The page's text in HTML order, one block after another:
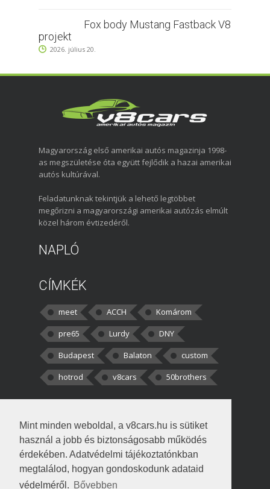
Mint minden weboldal, a v8cars.hu is sütiket
használ a jobb és biztonságosabb működés
érdekében. Adatvédelmi tájékoztatónkban
megtalálod, hogyan gondoskodunk adataid
védelméről. Bővebben
Fox body Mustang Fastback V8
projekt
2026. július 20.
Magyarország első amerikai autós magazinja 1998-
as megszületése óta együtt fejlődik a hazai amerikai
autós kultúrával.
Feladatunknak tekintjük a lehető legtöbbet
megőrizni a magyarországi amerikai autózás elmúlt
közel három évtizedéről.
NAPLÓ
CÍMKÉK
meet ACCH
Komárom
pre65
Lurdy
DNY
Budapest
Balaton
custom
hotrod
v8cars 50brothers
kortisz:Elszúrtam! Én csak két
darabbaal számoltam. Nem tudtam, hogy fél autót,
Béke: Tényleg nagyon jó kérdés volt